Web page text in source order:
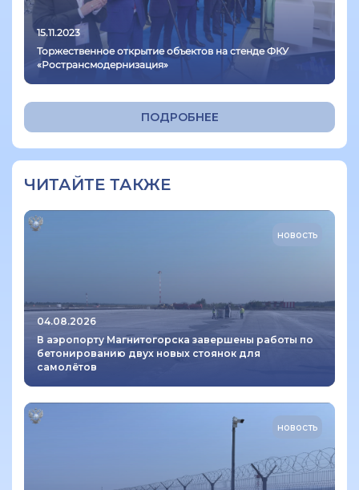
15.11.2023
Торжественное открытие объектов на стенде ФКУ
«Ространсмодернизация»
ПОДРОБНЕЕ
ЧИТАЙТЕ ТАКЖЕ
новость
04.08.2026
В аэропорту Магнитогорска завершены работы по
бетонированию двух новых стоянок для
самолётов
новость